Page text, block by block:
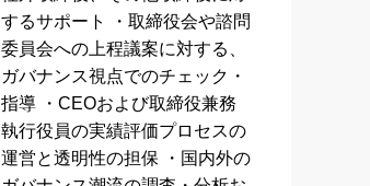
するサポート ・取締役会や諮問
委員会への上程議案に対する、
ガバナンス視点でのチェック・
指導 ・CEOおよび取締役兼務
執行役員の実績評価プロセスの
運営と透明性の担保 ・国内外の